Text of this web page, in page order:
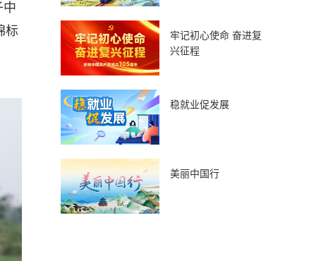
中
标
牢记初心使命 奋进复
兴征程
稳就业促发展
美丽中国行